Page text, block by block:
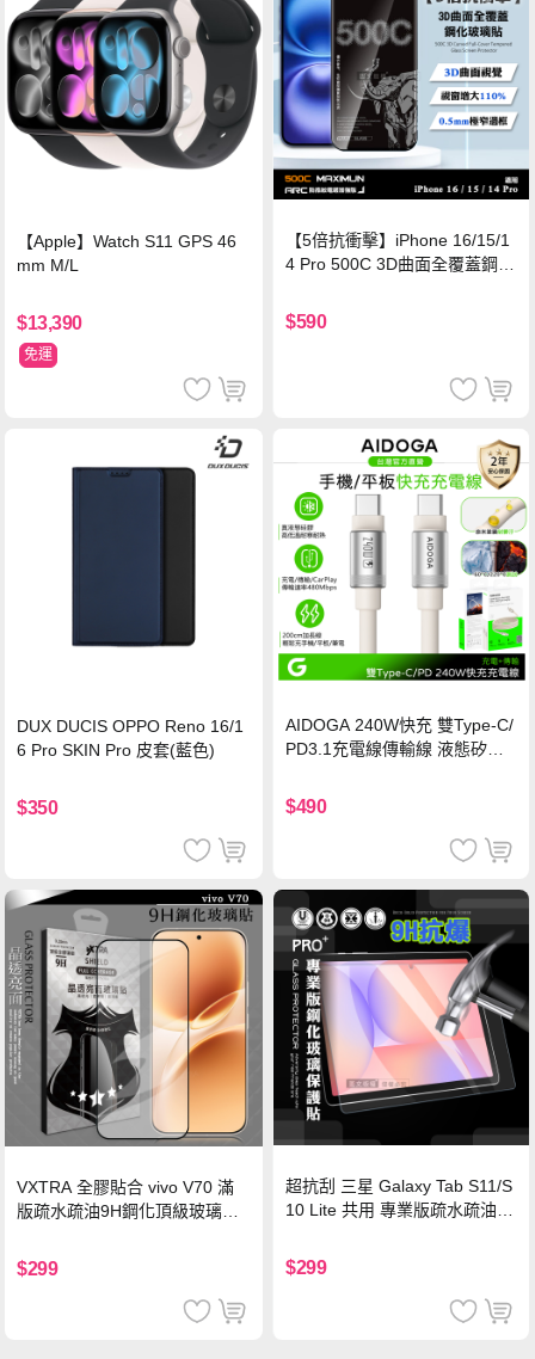
【Apple】Watch S11 GPS 46
mm M/L
$13,390
免運
【5倍抗衝擊】iPhone 16/15/1
4 Pro 500C 3D曲面全覆蓋鋼化
保護貼
$590
DUX DUCIS OPPO Reno 16/1
6 Pro SKIN Pro 皮套(藍色)
$350
AIDOGA 240W快充 雙Type-C/
PD3.1充電線傳輸線 液態矽膠
機/平板/筆電
$490
VXTRA 全膠貼合 vivo V70 滿
版疏水疏油9H鋼化頂級玻璃貼
$299
超抗刮 三星 Galaxy Tab S11/S
10 Lite 共用 專業版疏水疏油9
$299